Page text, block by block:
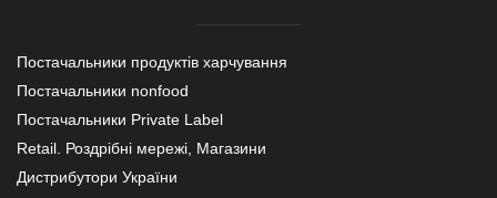
Постачальники продуктів харчування
Постачальники nonfood
Постачальники Private Label
Retail. Роздрібні мережі, Магазини
Дистрибутори України